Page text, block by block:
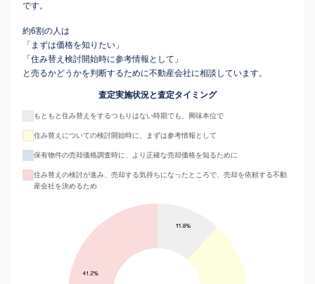
です。
約6割の人は
「まずは価格を知りたい」
「住み替え検討開始時に参考情報として」
と売るかどうかを判断するために不動産会社に相談しています。
査定実施状況と査定タイミング
もともと住み替えをするつもりはない時期でも、興味本位で
住み替えについての検討開始時に、まずは参考情報として
保有物件の売却価格調査時に、より正確な売却価格を知るために
住み替えの検討が進み、売却する気持ちになったところで、売却を依頼する不動
産会社を決めるため